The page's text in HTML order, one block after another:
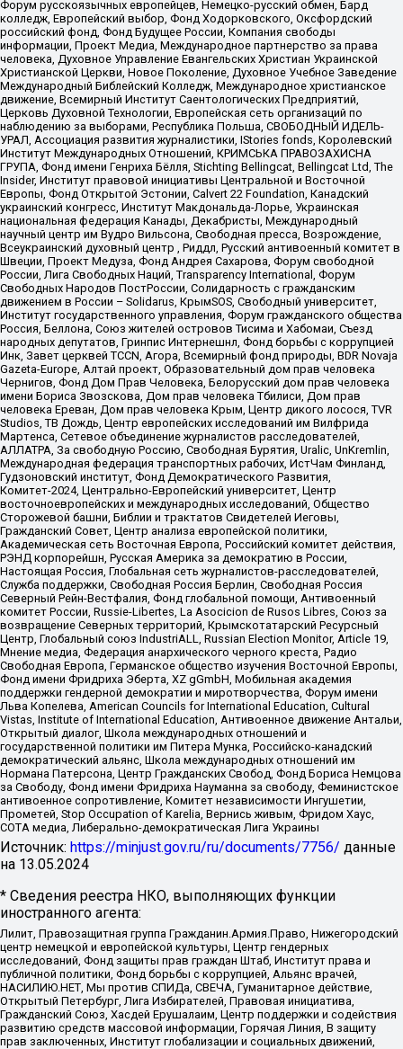
Форум русскоязычных европейцев, Немецко-русский обмен, Бард
колледж, Европейский выбор, Фонд Ходорковского, Оксфордский
российский фонд, Фонд Будущее России, Компания свободы
информации, Проект Медиа, Международное партнерство за права
человека, Духовное Управление Евангельских Христиан Украинской
Христианской Церкви, Новое Поколение, Духовное Учебное Заведение
Международный Библейский Колледж, Международное христианское
движение, Всемирный Институт Саентологических Предприятий,
Церковь Духовной Технологии, Европейская сеть организаций по
наблюдению за выборами, Республика Польша, СВОБОДНЫЙ ИДЕЛЬ-
УРАЛ, Ассоциация развития журналистики, IStories fonds, Королевский
Институт Международных Отношений, КРИМСЬКА ПРАВОЗАХИСНА
ГРУПА, Фонд имени Генриха Бёлля, Stichting Bellingcat, Bellingcat Ltd, The
Insider, Институт правовой инициативы Центральной и Восточной
Европы, Фонд Открытой Эстонии, Calvert 22 Foundation, Канадский
украинский конгресс, Институт Макдональда-Лорье, Украинская
национальная федерация Канады, Декабристы, Международный
научный центр им Вудро Вильсона, Свободная пресса, Возрождение,
Всеукраинский духовный центр , Риддл, Русский антивоенный комитет в
Швеции, Проект Медуза, Фонд Андрея Сахарова, Форум свободной
России, Лига Свободных Наций, Transparеncy International, Форум
Свободных Народов ПостРоссии, Солидарность с гражданским
движением в России – Solidarus, КрымSOS, Свободный университет,
Институт государственного управления, Форум гражданского общества
Россия, Беллона, Союз жителей островов Тисима и Хабомаи, Съезд
народных депутатов, Гринпис Интернешнл, Фонд борьбы с коррупцией
Инк, Завет церквей TCCN, Агора, Всемирный фонд природы, BDR Novaja
Gazeta-Europe, Алтай проект, Образовательный дом прав человека
Чернигов, Фонд Дом Прав Человека, Белорусский дом прав человека
имени Бориса Звозскова, Дом прав человека Тбилиси, Дом прав
человека Ереван, Дом прав человека Крым, Центр дикого лосося, TVR
Studios, ТВ Дождь, Центр европейских исследований им Вилфрида
Мартенса, Сетевое объединение журналистов расследователей,
АЛЛАТРА, За свободную Россию, Свободная Бурятия, Uralic, UnKremlin,
Международная федерация транспортных рабочих, ИстЧам Финланд,
Гудзоновский институт, Фонд Демократического Развития,
Комитет-2024, Центрально-Европейский университет, Центр
восточноевропейских и международных исследований, Общество
Сторожевой башни, Библии и трактатов Свидетелей Иеговы,
Гражданский Совет, Центр анализа европейской политики,
Академическая сеть Восточная Европа, Российский комитет действия,
РЭНД корпорейшн, Русская Америка за демократию в России,
Настоящая Россия, Глобальная сеть журналистов-расследователей,
Служба поддержки, Свободная Россия Берлин, Свободная Россия
Северный Рейн-Вестфалия, Фонд глобальной помощи, Антивоенный
комитет России, Russie-Libertes, La Asocicion de Rusos Libres, Союз за
возвращение Северных территорий, Крымскотатарский Ресурсный
Центр, Глобальный союз IndustriALL, Russian Election Monitor, Article 19,
Мнение медиа, Федерация анархического черного креста, Радио
Свободная Европа, Германское общество изучения Восточной Европы,
Фонд имени Фридриха Эберта, XZ gGmbH, Мобильная академия
поддержки гендерной демократии и миротворчества, Форум имени
Льва Копелева, American Councils for International Education, Cultural
Vistas, Institute of International Education, Антивоенное движение Антальи,
Открытый диалог, Школа международных отношений и
государственной политики им Питера Мунка, Российско-канадский
демократический альянс, Школа международных отношений им
Нормана Патерсона, Центр Гражданских Свобод, Фонд Бориса Немцова
за Свободу, Фонд имени Фридриха Науманна за свободу, Феминистское
антивоенное сопротивление, Комитет независимости Ингушетии,
Прометей, Stop Occupation of Karelia, Вернись живым, Фридом Хаус,
СОТА медиа, Либерально-демократическая Лига Украины
Источник: https://minjust.gov.ru/ru/documents/7756/ данные
на 13.05.2024
* Сведения реестра НКО, выполняющих функции
иностранного агента:
Лилит, Правозащитная группа Гражданин.Армия.Право, Нижегородский
центр немецкой и европейской культуры, Центр гендерных
исследований, Фонд защиты прав граждан Штаб, Институт права и
публичной политики, Фонд борьбы с коррупцией, Альянс врачей,
НАСИЛИЮ.НЕТ, Мы против СПИДа, СВЕЧА, Гуманитарное действие,
Открытый Петербург, Лига Избирателей, Правовая инициатива,
Гражданский Союз, Хасдей Ерушалаим, Центр поддержки и содействия
развитию средств массовой информации, Горячая Линия, В защиту
прав заключенных, Институт глобализации и социальных движений,